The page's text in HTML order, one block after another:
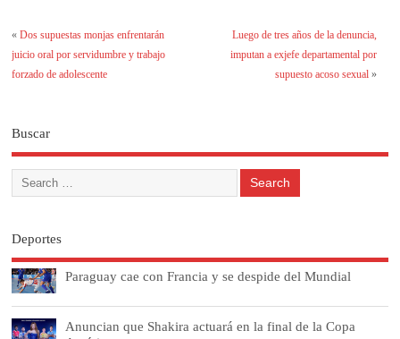
«Dos supuestas monjas enfrentarán
juicio oral por servidumbre y trabajo
forzado de adolescente
Luego de tres años de la denuncia,
imputan a exjefe departamental por
supuesto acoso sexual»
Buscar
Deportes
Paraguay cae con Francia y se despide del Mundial
Anuncian que Shakira actuará en la final de la Copa